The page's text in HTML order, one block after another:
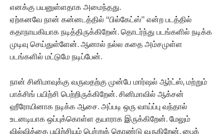
எனக்கு பயனுள்ளதாக அமைந்தது.
ஏற்கனவே நான் கன்னடத்தில் “பில்கேட்ஸ்” என்ற படத்தில்
கதாநாயகியாக நடித்திருக்கிறேன். தொடர்ந்து படங்களில் நடிக்க
முடிவு செய்துள்ளேன். ஆனால் நல்ல கதை அம்சமுள்ள
படங்களில் மட்டுமே நடிப்பேன்.
நான் சினிமாவுக்கு வருவதற்கு முன்பே மார்ஷல் ஆர்ட்ஸ், மற்றும்
பாக்சிங் பயிற்சி பெற்றிருக்கிறேன். சினிமாவில் ஆக்சன்
ஹீரோயினாக நடிக்க ஆசை. அப்படி ஒரு வாய்ப்பு வந்தால்
உடனடியாக ஒப்புக்கொள்ள தயாராக இருக்கிறேன். மேலும்
வில்வித்தை பயிற்சியும் பெற்றுக் கொண்டு வருகிறேன். பைக்